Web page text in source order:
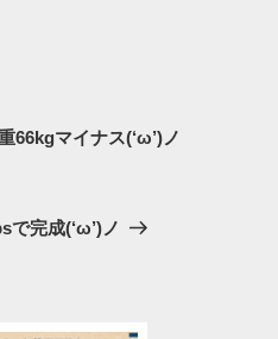
66kgマイナス(‘ω’)ノ
で完成(‘ω’)ノ